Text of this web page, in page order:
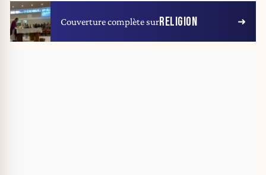
Couverture complète surRELIGION